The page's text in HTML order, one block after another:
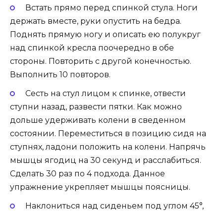
Встать прямо перед спинкой стула. Ноги
держать вместе, руки опустить на бедра.
Поднять прямую ногу и описать ею полукруг
над спинкой кресла поочередно в обе
стороны. Повторить с другой конечностью.
Выполнить 10 повторов.
Сесть на стул лицом к спинке, отвести
ступни назад, развести пятки. Как можно
дольше удерживать колени в сведенном
состоянии. Переместиться в позицию сидя на
ступнях, ладони положить на колени. Напрячь
мышцы ягодиц на 30 секунд и расслабиться.
Сделать 30 раз по 4 подхода. Данное
упражнение укрепляет мышцы поясницы.
Наклониться над сиденьем под углом 45°,